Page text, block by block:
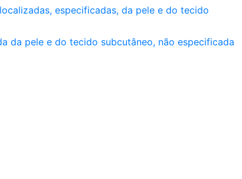
especificadas, da pele e do tecido
da pele e do tecido subcutâneo, não especificada